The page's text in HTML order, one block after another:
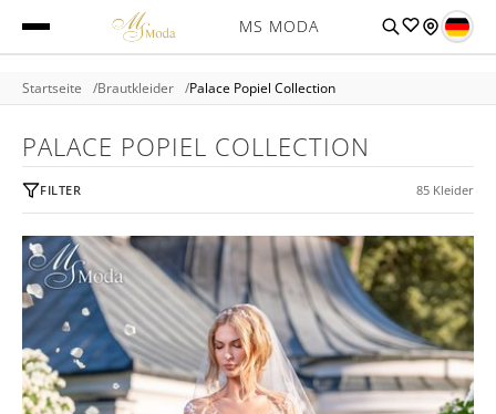
MS MODA
Startseite Brautkleider Palace Popiel Collection
PALACE POPIEL COLLECTION
FILTER 85 Kleider